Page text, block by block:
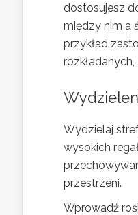
dostosujesz
między nim a
przykład
Wydzielaj
wysokich
przestrzeni.
Wprowadź